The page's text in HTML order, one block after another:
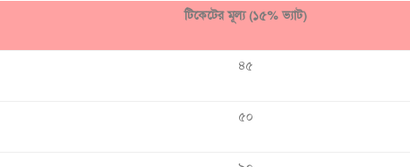
টিকেটের মূল্য (১৫% ভ্যাট)
৪৫
৫০